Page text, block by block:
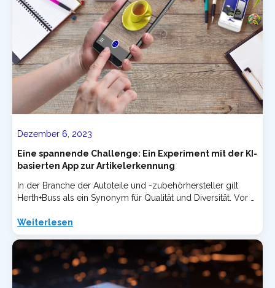
Dezember 6, 2023
Eine spannende Challenge: Ein Experiment mit der KI-
basierten App zur Artikelerkennung
In der Branche der Autoteile und -zubehörhersteller gilt
Herth+Buss als ein Synonym für Qualität und Diversität. Vor …
Weiterlesen